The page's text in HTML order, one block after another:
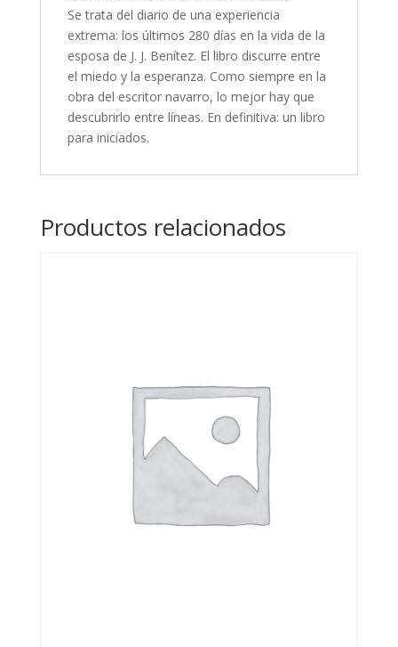
Se trata del diario de una experiencia
extrema: los últimos 280 días en la vida de la
esposa de J. J. Benítez. El libro discurre entre
el miedo y la esperanza. Como siempre en la
obra del escritor navarro, lo mejor hay que
descubrirlo entre líneas. En definitiva: un libro
para iniciados.
Productos relacionados